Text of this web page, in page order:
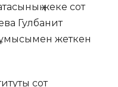
жеке сот
Гулбанит
жеткен
сот